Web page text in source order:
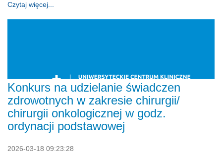
Czytaj więcej...
Konkurs na udzielanie świadczen
zdrowotnych w zakresie chirurgii/
chirurgii onkologicznej w godz.
ordynacji podstawowej
2026-03-18 09:23:28